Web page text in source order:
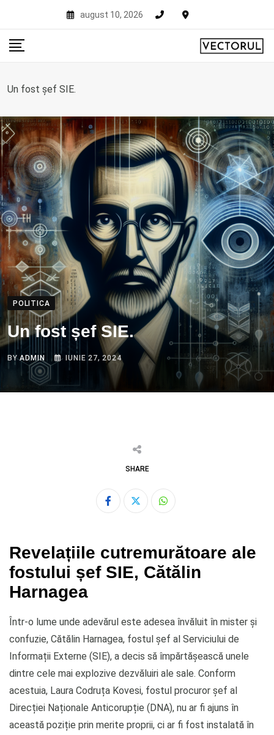
content
august 10, 2026
Un fost șef SIE.
POLITICA
Un fost șef SIE.
BYADMIN IUNIE 27, 2024
SHARE
Whatsapp
Revelațiile cutremurătoare ale
fostului șef SIE, Cătălin
Harnagea
Într-o lume unde adevărul este adesea învăluit în mister și
confuzie, Cătălin Harnagea, fostul șef al Serviciului de
Informații Externe (SIE), a decis să împărtășească unele
dintre cele mai explozive dezvăluiri ale sale. Conform
acestuia, Laura Codruța Kovesi, fostul procuror șef al
Direcției Naționale Anticorupție (DNA), nu ar fi ajuns în
această poziție prin merite proprii, ci ar fi fost instalată în